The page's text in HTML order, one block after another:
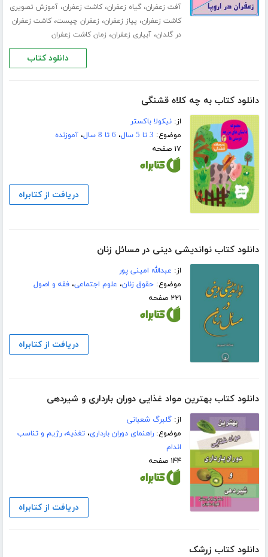
آفت زعفران،گیاه زعفران،کاشت زعفران،آموزش تصویری
کاشت زعفران، پیاز زعفران، زعفران چیست،کاشت زعفران
در گلدان،آبیاری زعفران، زمان کاشت زعفران
دانلود کتاب
دانلود کتاب به چه کلاه قشنگی
از:نیکولا باکستر
موضوع: 3 تا 5 سال ، 6 تا 8 سال ،آموزنده
۱۷ صفحه
دریافت از کتابراه
دانلود کتاب نواندیشی دینی در مسائل زنان
از: عبدالله امینی پور
موضوع:حقوق زنان، علوم اجتماعی،فقه و اصول
۲۲۱ صفحه
دریافت از کتابراه
دانلود کتاب بهترین مواد غذایی دوران بارداری و شیردهی
از:گلبرگ شعبانی
موضوع:راهنمای دوران بارداری،تغذیه، رژیم و تناسب
اندام
۱۴۴ صفحه
دریافت از کتابراه
دانلود کتاب زرشک